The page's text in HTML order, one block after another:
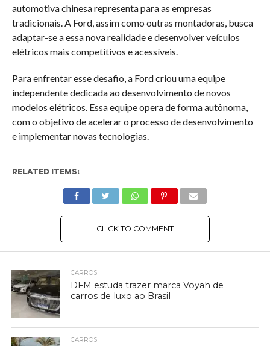
automotiva chinesa representa para as empresas
tradicionais. A Ford, assim como outras montadoras, busca
adaptar-se a essa nova realidade e desenvolver veículos
elétricos mais competitivos e acessíveis.
Para enfrentar esse desafio, a Ford criou uma equipe
independente dedicada ao desenvolvimento de novos
modelos elétricos. Essa equipe opera de forma autônoma,
com o objetivo de acelerar o processo de desenvolvimento
e implementar novas tecnologias.
RELATED ITEMS:
CLICK TO COMMENT
CARROS
DFM estuda trazer marca Voyah de
carros de luxo ao Brasil
CARROS